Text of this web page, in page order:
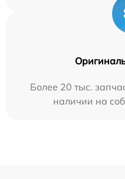
Более 20 тыс.
наличии на